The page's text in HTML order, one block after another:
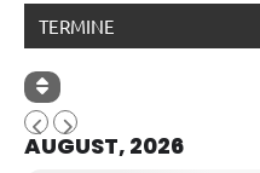
TERMINE
AUGUST, 2026